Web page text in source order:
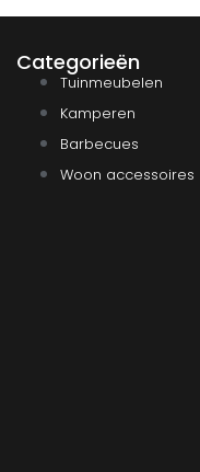
Categorieën
Tuinmeubelen
Kamperen
Barbecues
Woon accessoires